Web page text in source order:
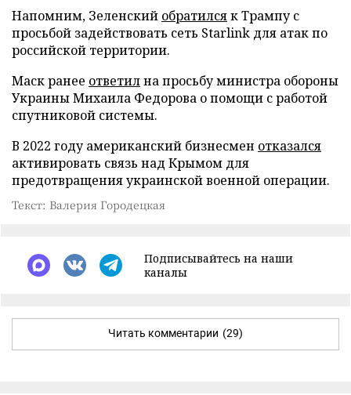
Напомним, Зеленский обратилсяк Трампу с
просьбой задействовать сеть Starlink для атак по
российской территории.
Маск ранее ответилна просьбу министра обороны
Украины Михаила Федорова о помощи с работой
спутниковой системы.
В 2022 году американский бизнесмен отказался
активировать связь над Крымом для
предотвращения украинской военной операции.
Текст: Валерия Городецкая
Подписывайтесь на наши
каналы
Читать комментарии (29)